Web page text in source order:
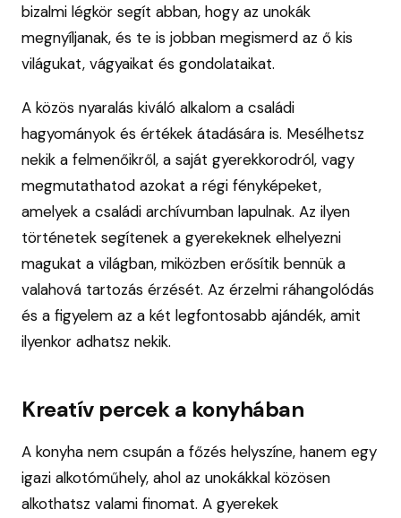
bizalmi légkör segít abban, hogy az unokák
megnyíljanak, és te is jobban megismerd az ő kis
világukat, vágyaikat és gondolataikat.
A közös nyaralás kiváló alkalom a családi
hagyományok és értékek átadására is. Mesélhetsz
nekik a felmenőikről, a saját gyerekkorodról, vagy
megmutathatod azokat a régi fényképeket,
amelyek a családi archívumban lapulnak. Az ilyen
történetek segítenek a gyerekeknek elhelyezni
magukat a világban, miközben erősítik bennük a
valahová tartozás érzését. Az érzelmi ráhangolódás
és a figyelem az a két legfontosabb ajándék, amit
ilyenkor adhatsz nekik.
Kreatív percek a konyhában
A konyha nem csupán a főzés helyszíne, hanem egy
igazi alkotóműhely, ahol az unokákkal közösen
alkothatsz valami finomat. A gyerekek